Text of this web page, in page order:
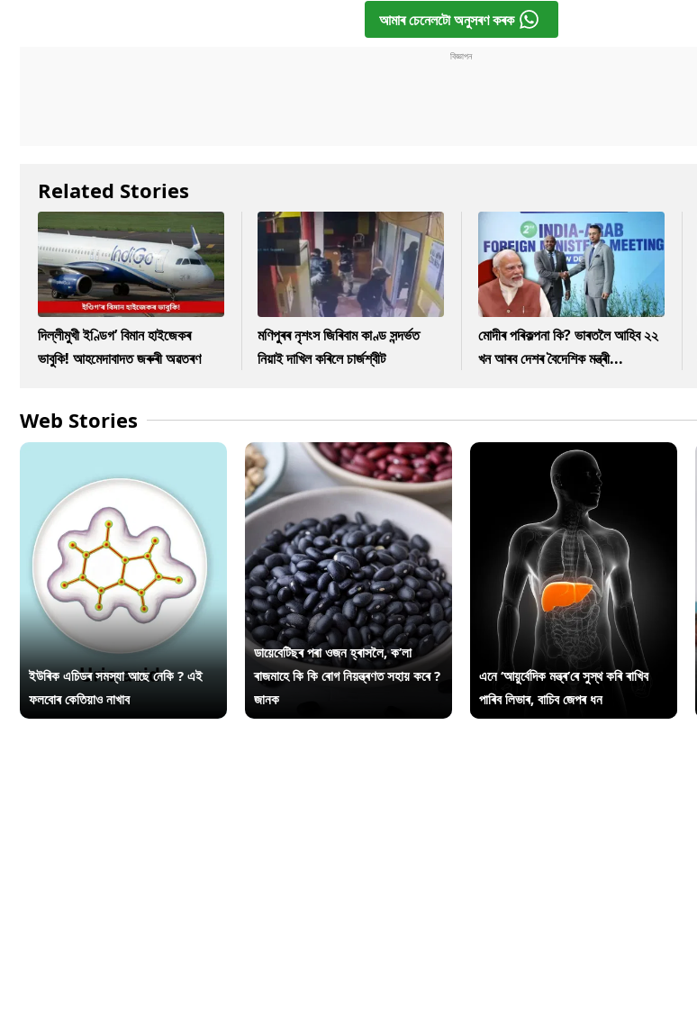
আমাৰ চেনেলটো অনুসৰণ কৰক
Related Stories
দিল্লীমুখী ইণ্ডিগ’ বিমান হাইজেকৰ
ভাবুকি! আহমেদাবাদত জৰুৰী অৱতৰণ
মণিপুৰৰ নৃশংস জিৰিবাম কাণ্ড সন্দৰ্ভত
নিয়াই দাখিল কৰিলে চাৰ্জশ্বীট
মোদীৰ পৰিকল্পনা কি? ভাৰতলৈ আহিব ২২
খন আৰব দেশৰ বৈদেশিক মন্ত্ৰী...
Web Stories
ইউৰিক এচিডৰ সমস্যা আছে নেকি ? এই
ফলবোৰ কেতিয়াও নাখাব
ডায়েবেটিছৰ পৰা ওজন হ্ৰাসলৈ, ক’লা
ৰাজমাহে কি কি ৰোগ নিয়ন্ত্ৰণত সহায় কৰে ?
জানক
এনে ‘আয়ুৰ্বেদিক মন্ত্ৰ’ৰে সুস্থ কৰি ৰাখিব
পাৰিব লিভাৰ, বাচিব জেপৰ ধন